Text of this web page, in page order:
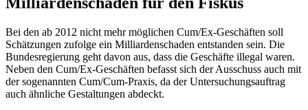
Bei den ab 2012 nicht mehr möglichen Cum/Ex-Geschäften soll
Schätzungen zufolge ein Milliardenschaden entstanden sein. Die
Bundesregierung geht davon aus, dass die Geschäfte illegal waren.
Neben den Cum/Ex-Geschäften befasst sich der Ausschuss auch mit
der sogenannten Cum/Cum-Praxis, da der Untersuchungsauftrag
auch ähnliche Gestaltungen abdeckt.